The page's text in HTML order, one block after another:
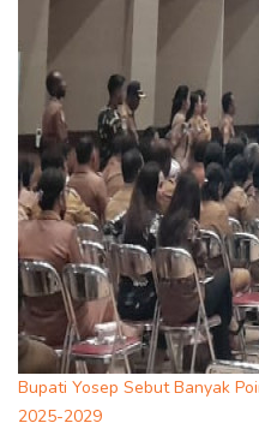
Bupati Yosep Sebut Banyak
2025-2029